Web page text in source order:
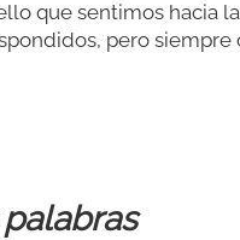
que sentimos hacia
pero siempre